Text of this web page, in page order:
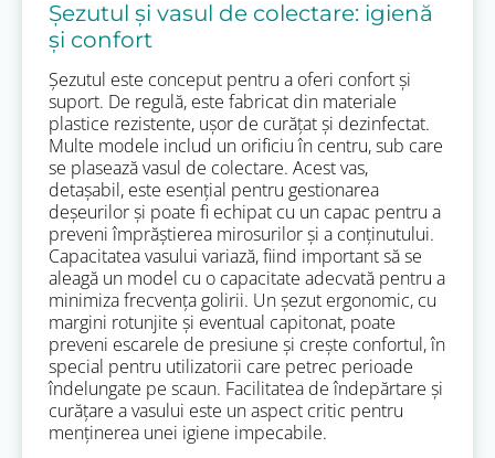
Șezutul și vasul de colectare: igienă
și confort
Șezutul este conceput pentru a oferi confort și
suport. De regulă, este fabricat din materiale
plastice rezistente, ușor de curățat și dezinfectat.
Multe modele includ un orificiu în centru, sub care
se plasează vasul de colectare. Acest vas,
detașabil, este esențial pentru gestionarea
deșeurilor și poate fi echipat cu un capac pentru a
preveni împrăștierea mirosurilor și a conținutului.
Capacitatea vasului variază, fiind important să se
aleagă un model cu o capacitate adecvată pentru a
minimiza frecvența golirii. Un șezut ergonomic, cu
margini rotunjite și eventual capitonat, poate
preveni escarele de presiune și crește confortul, în
special pentru utilizatorii care petrec perioade
îndelungate pe scaun. Facilitatea de îndepărtare și
curățare a vasului este un aspect critic pentru
menținerea unei igiene impecabile.